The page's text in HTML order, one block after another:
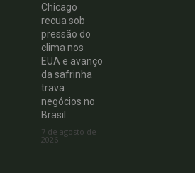
Chicago
recua sob
pressão do
clima nos
EUA e avanço
da safrinha
trava
negócios no
Brasil
7 de agosto de
2026